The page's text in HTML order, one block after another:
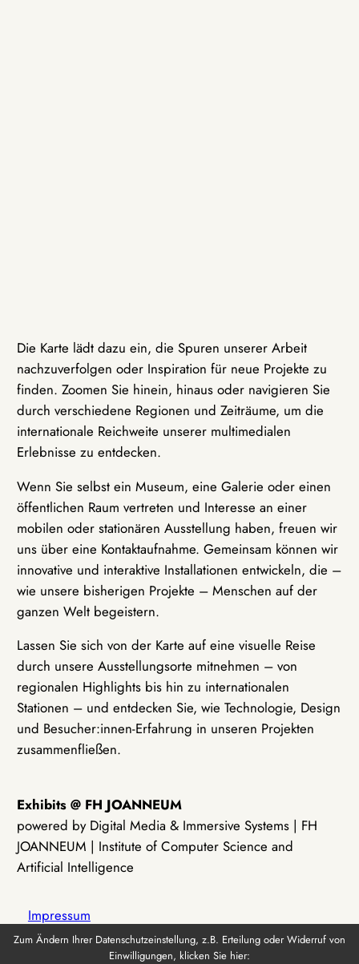
Die Karte lädt dazu ein, die Spuren unserer Arbeit
nachzuverfolgen oder Inspiration für neue Projekte zu
finden. Zoomen Sie hinein, hinaus oder navigieren Sie
durch verschiedene Regionen und Zeiträume, um die
internationale Reichweite unserer multimedialen
Erlebnisse zu entdecken.
Wenn Sie selbst ein Museum, eine Galerie oder einen
öffentlichen Raum vertreten und Interesse an einer
mobilen oder stationären Ausstellung haben, freuen wir
uns über eine Kontaktaufnahme. Gemeinsam können wir
innovative und interaktive Installationen entwickeln, die –
wie unsere bisherigen Projekte – Menschen auf der
ganzen Welt begeistern.
Lassen Sie sich von der Karte auf eine visuelle Reise
durch unsere Ausstellungsorte mitnehmen – von
regionalen Highlights bis hin zu internationalen
Stationen – und entdecken Sie, wie Technologie, Design
und Besucher:innen-Erfahrung in unseren Projekten
zusammenfließen.
Exhibits @ FH JOANNEUM
powered by Digital Media & Immersive Systems | FH
JOANNEUM | Institute of Computer Science and
Artificial Intelligence
Impressum
Zum Ändern Ihrer Datenschutzeinstellung, z.B. Erteilung oder Widerruf von
Einwilligungen, klicken Sie hier: